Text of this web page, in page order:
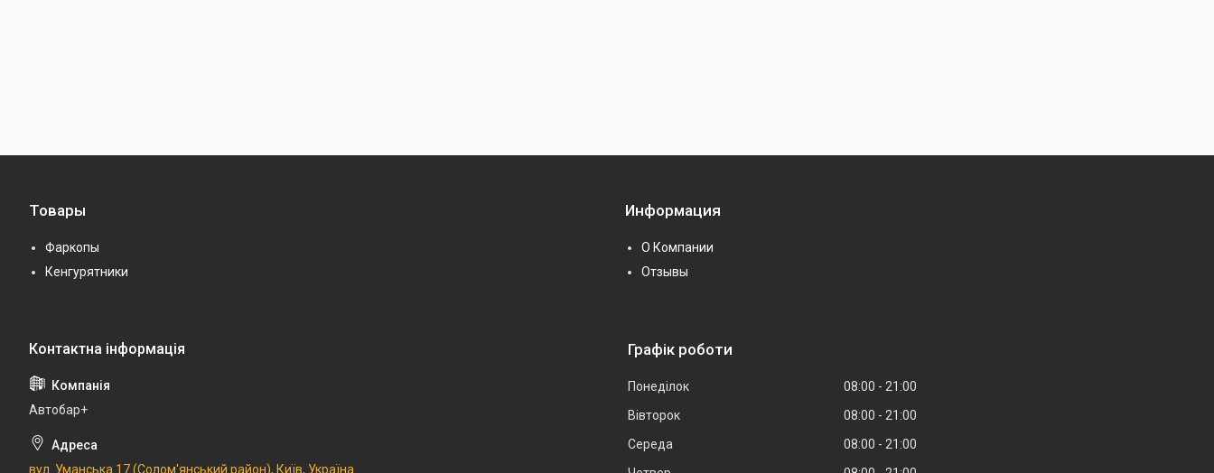
Товары
Фаркопы
Кенгурятники
Информация
О Компании
Отзывы
Автобар+
вул. Уманська 17 (Солом'янський район), Київ, Україна
Графік роботи
Понеділок 08:00
21:00
Вівторок
08:00
21:00
Середа
08:00
21:00